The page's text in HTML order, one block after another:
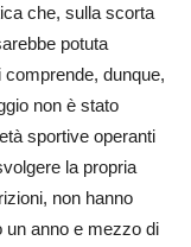
che, sulla scorta
potuta
dunque,
non è stato
sportive operanti
la propria
non hanno
un anno e mezzo di